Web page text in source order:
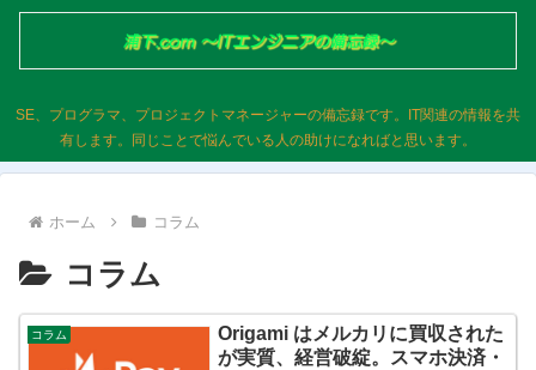
SE、プログラマ、プロジェクトマネージャーの備忘録です。IT関連の情報を共
有します。同じことで悩んでいる人の助けになればと思います。
ホーム コラム
コラム
コラム
Origami はメルカリに買収された
が実質、経営破綻。スマホ決済・